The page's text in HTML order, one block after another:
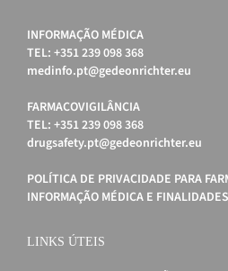
INFORMAÇÃO MÉDICA
TEL: +351 239 098 368
medinfo.pt@gedeonrichter.eu
FARMACOVIGILÂNCIA
TEL: +351 239 098 368
drugsafety.pt@gedeonrichter.eu
POLÍTICA DE PRIVACIDADE PARA
INFORMAÇÃO MÉDICA E
LINKS ÚTEIS